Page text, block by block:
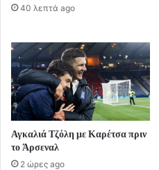
40 λεπτά ago
Αγκαλιά Τζόλη με Καρέτσα πριν
το Άρσεναλ
2 ώρες ago